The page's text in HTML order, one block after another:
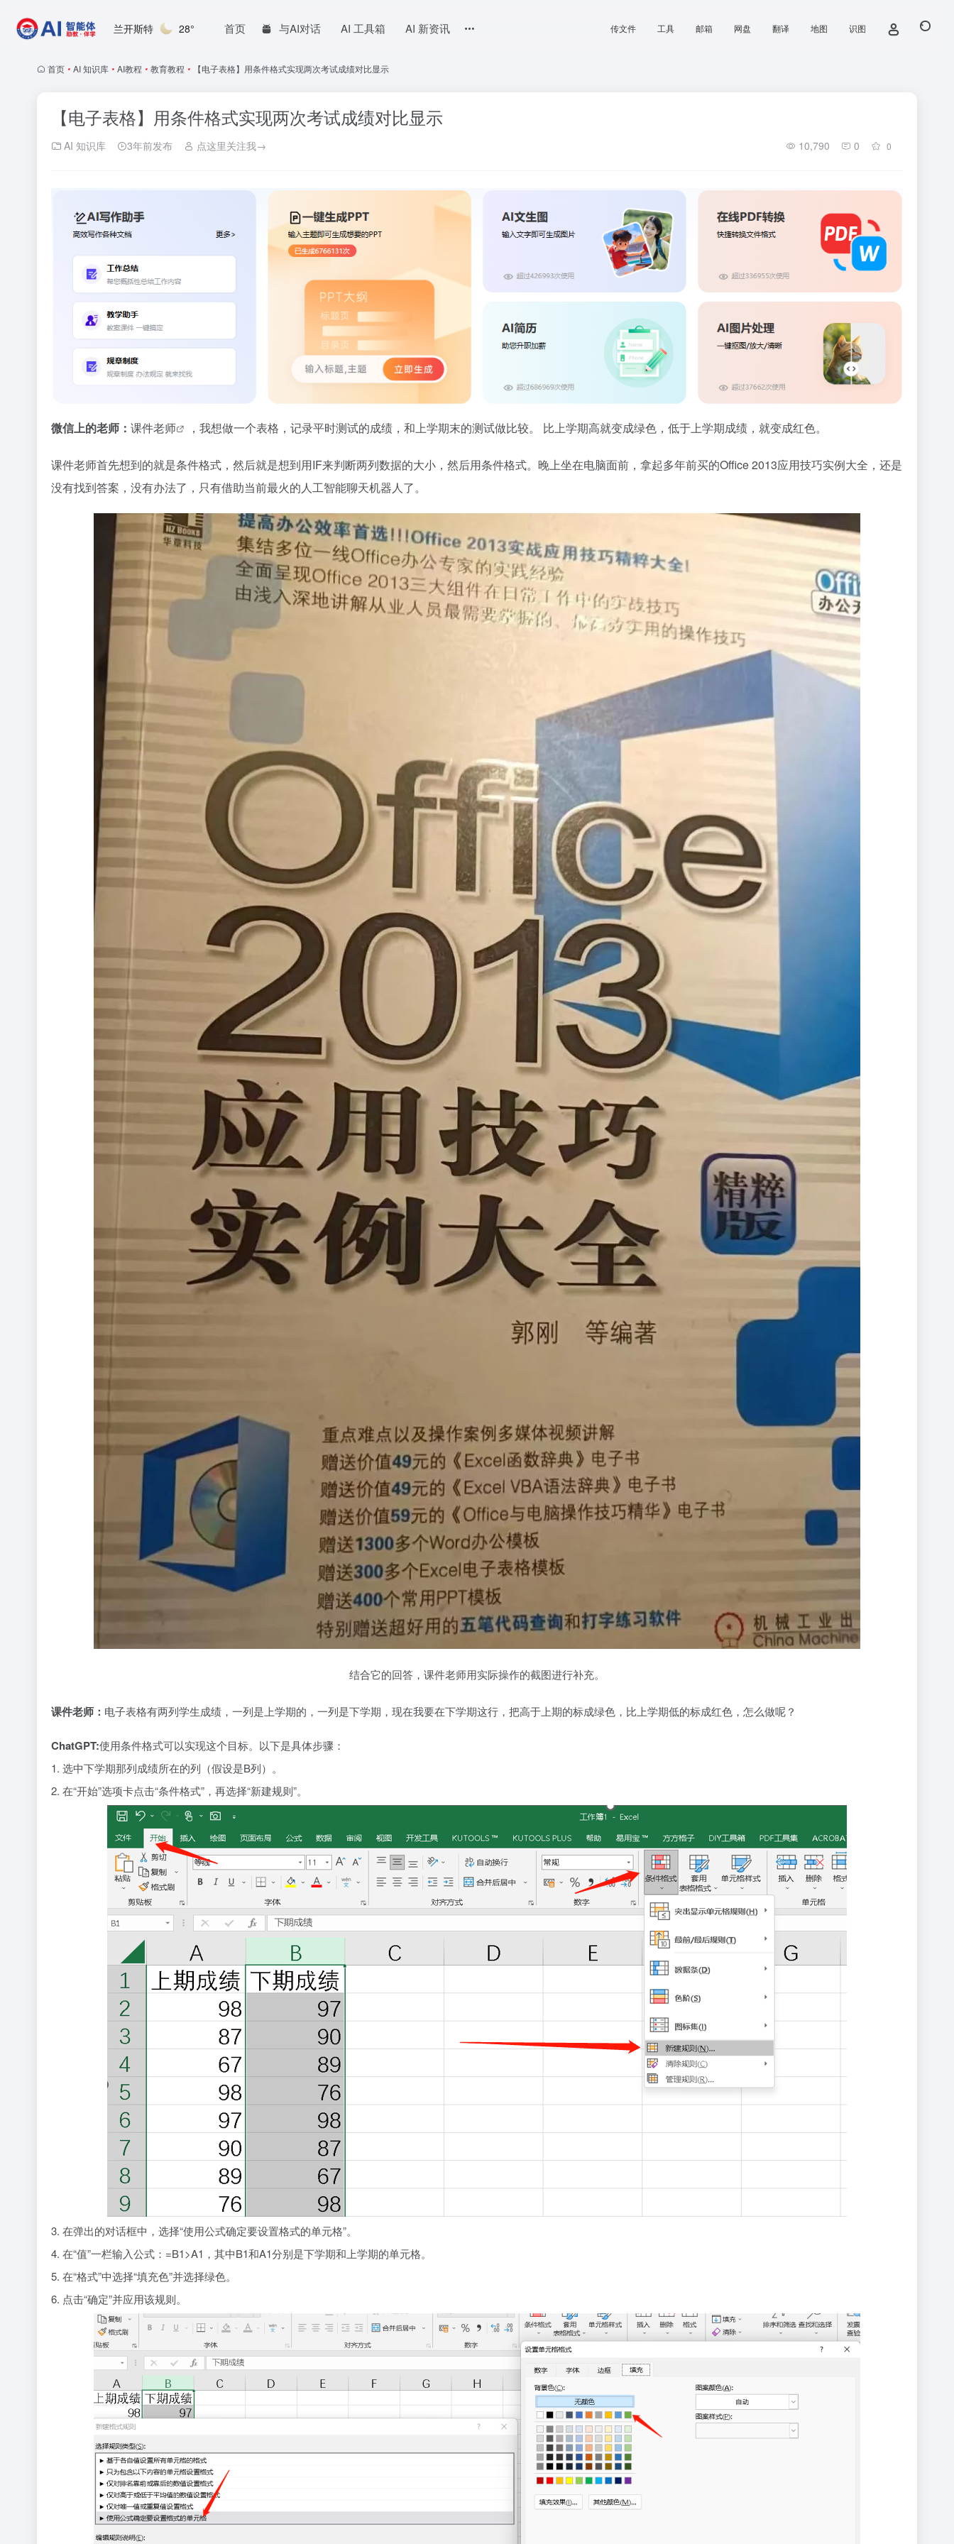
兰开斯特 28° 首页 与AI对话 AI 工具箱 AI 新资讯 传文件 工具 邮箱 网盘 翻译 地图 识图
首页 • AI 知识库 • AI教程 • 教育教程 • 【电子表格】用条件格式实现两次考试成绩对比显示
【电子表格】用条件格式实现两次考试成绩对比显示
AI 知识库 3年前发布 点这里关注我→ 10,790 0 0
微信上的老师： 课件老师 ，我想做一个表格，记录平时测试的成绩，和上学期末的测试做比较。 比上学期高就变成绿色，低于上学期成绩，就变成红色。
课件老师首先想到的就是条件格式，然后就是想到用IF来判断两列数据的大小，然后用条件格式。晚上坐在电脑面前，拿起多年前买的Office 2013应用技巧实例大全，还是
没有找到答案，没有办法了，只有借助当前最火的人工智能聊天机器人了。
结合它的回答，课件老师用实际操作的截图进行补充。
课件老师： 电子表格有两列学生成绩，一列是上学期的，一列是下学期，现在我要在下学期这行，把高于上期的标成绿色，比上学期低的标成红色，怎么做呢？
ChatGPT:使用条件格式可以实现这个目标。以下是具体步骤：
1. 选中下学期那列成绩所在的列（假设是B列）。
2. 在“开始”选项卡点击“条件格式”，再选择“新建规则”。
3. 在弹出的对话框中，选择“使用公式确定要设置格式的单元格”。
4. 在“值”一栏输入公式：=B1>A1，其中B1和A1分别是下学期和上学期的单元格。
5. 在“格式”中选择“填充色”并选择绿色。
6. 点击“确定”并应用该规则。